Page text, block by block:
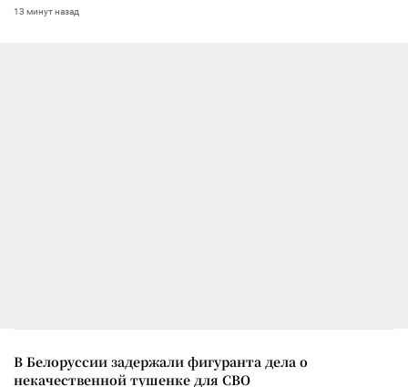
13 минут назад
В Белоруссии задержали фигуранта дела о
некачественной тушенке для СВО